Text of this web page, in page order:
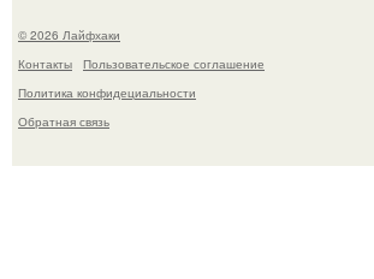
© 2026 Лайфхаки
Контакты
Пользовательское соглашение
Политика конфидециальности
Обратная связь